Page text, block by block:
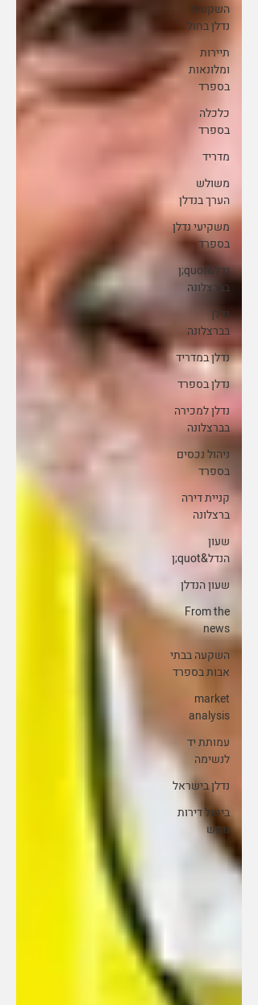
השקעות
נדלן בחול
תיירות
ומלונאות
בספרד
כלכלה
בספרד
מדריד
משולש
הערך בנדלן
משקיעי נדלן
בספרד
נדל&quot;ן
בברצלונה
נדלן
בברצלונה
נדלן במדריד
נדלן בספרד
נדלן למכירה
בברצלונה
ניהול נכסים
בספרד
קניית דירה
ברצלונה
שעון
הנדל&quot;ן
שעון הנדלן
From the
news
השקעה בבתי
אבות בספרד
market
analysis
עמותת יד
לנשימה
נדלן בישראל
ביטול דירות
נופש